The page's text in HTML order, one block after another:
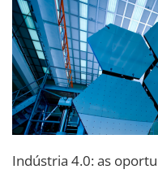
Indústria 4.0: as